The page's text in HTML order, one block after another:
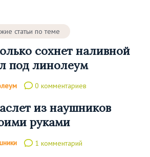
статьи по теме
сохнет наливной
под линолеум
0 комментариев
из наушников
руками
1 комментарий